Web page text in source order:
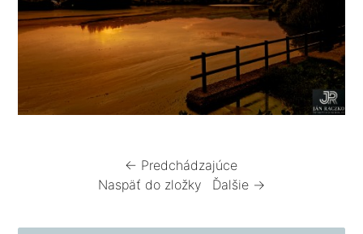
← Predchádzajúce
Naspäť do zložky
Ďalšie →